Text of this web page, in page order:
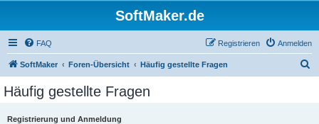
SoftMaker.de
FAQ Anmelden
Registrieren
SoftMaker Foren-Übersicht Häufig gestellte Fragen
Häufig gestellte Fragen
Registrierung und Anmeldung